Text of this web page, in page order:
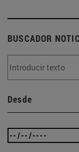
BUSCADOR
Desde